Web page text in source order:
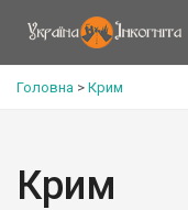
Головна > Крим
Крим